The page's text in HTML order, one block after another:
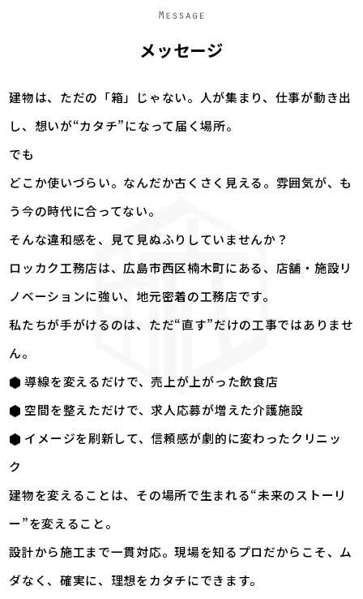
メッセージ
建物は、ただの「箱」じゃない。人が集まり、仕事が動き出
し、想いが“カタチ”になって届く場所。
でも――
どこか使いづらい。なんだか古くさく見える。雰囲気が、も
う今の時代に合ってない。
そんな違和感を、見て見ぬふりしていませんか？
ロッカク工務店は、広島市西区楠木町にある、店舗・施設リ
ノベーションに強い、地元密着の工務店です。
私たちが手がけるのは、ただ“直す”だけの工事ではありませ
ん。
導線を変えるだけで、売上が上がった飲食店
空間を整えただけで、求人応募が増えた介護施設
イメージを刷新して、信頼感が劇的に変わったクリニッ
ク
建物を変えることは、その場所で生まれる“未来のストーリ
ー”を変えること。
設計から施工まで一貫対応。現場を知るプロだからこそ、ム
ダなく、確実に、理想をカタチにできます。